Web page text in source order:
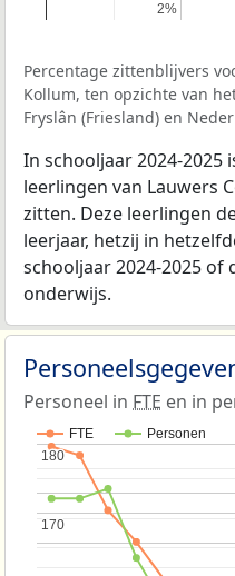
2%
2%
Percentage zittenblijvers
Kollum, ten opzichte van
Fryslân (Friesland) en
In schooljaar 2024-2025
leerlingen van Lauwers
zitten. Deze leerlingen
leerjaar, hetzij in
schooljaar 2024-2025
onderwijs.
Personeel in FTE en in
FTE Personen
170
170
180
180